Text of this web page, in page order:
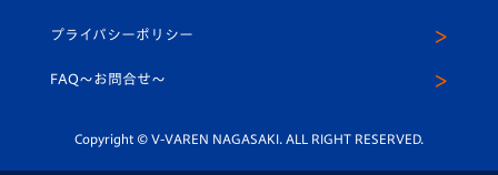
平和祈念活動
ホームタウン活動
スクール
公式LINE＠
プライバシーポリシー
FAQ〜お問合せ〜
Copyright © V-VAREN NAGASAKI. ALL RIGHT RESERVED.